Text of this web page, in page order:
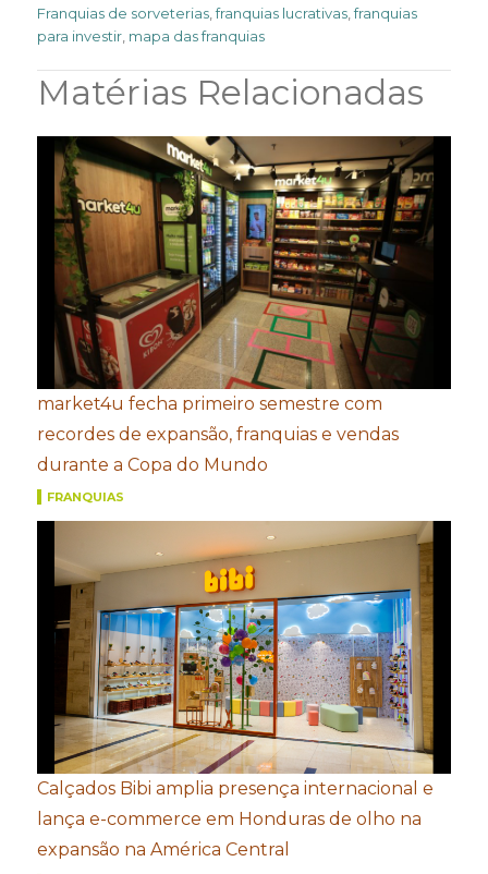
Franquias de sorveterias ,franquias lucrativas ,franquias
para investir mapa das franquias
Matérias Relacionadas
market4u fecha primeiro semestre com
recordes de expansão, franquias e vendas
durante a Copa do Mundo
FRANQUIAS
Calçados Bibi amplia presença internacional e
lança e-commerce em Honduras de olho na
expansão na América Central